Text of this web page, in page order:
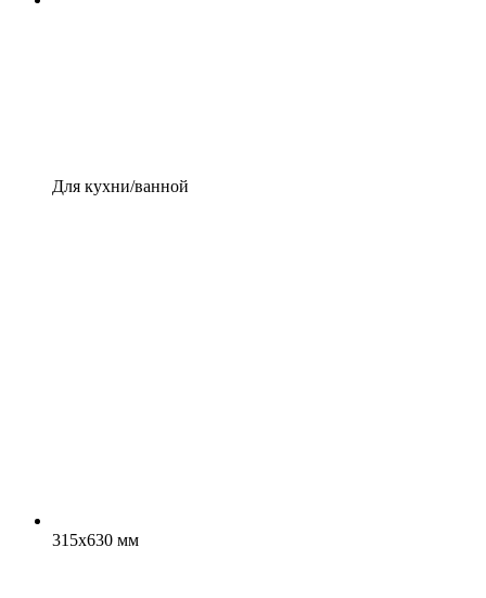
Для кухни/ванной
315x630 мм